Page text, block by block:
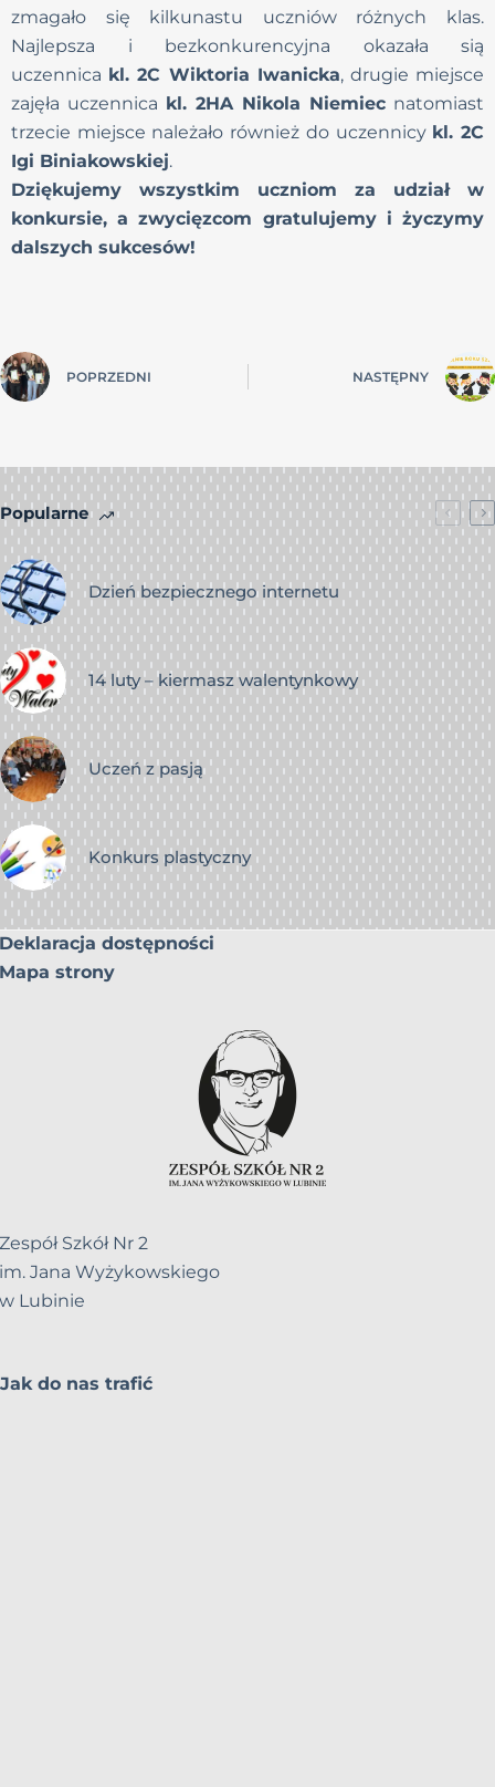
zmagało się kilkunastu uczniów różnych klas.
Najlepsza i bezkonkurencyjna okazała sią
uczennica kl. 2C Wiktoria Iwanicka, drugie miejsce
zajęła uczennica kl. 2HA Nikola Niemiec natomiast
trzecie miejsce należało również do uczennicy kl. 2C
Igi Biniakowskiej.
Dziękujemy wszystkim uczniom za udział w
konkursie, a zwycięzcom gratulujemy i życzymy
dalszych sukcesów!
POPRZEDNI NASTĘPNY
Popularne
Dzień bezpiecznego internetu
14 luty – kiermasz walentynkowy
Uczeń z pasją
Konkurs plastyczny
Deklaracja dostępności
Mapa strony
Zespół Szkół Nr 2
im. Jana Wyżykowskiego
w Lubinie
Jak do nas trafić